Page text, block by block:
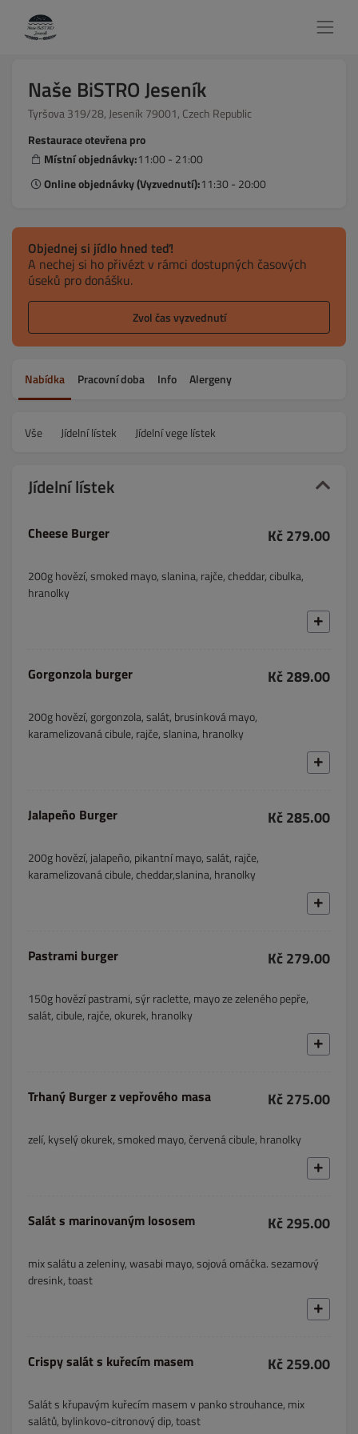
Naše BiSTRO Jeseník
Tyršova 319/28, Jeseník 79001, Czech Republic
Restaurace otevřena pro
Místní objednávky:11:00 - 21:00
Online objednávky (Vyzvednutí):11:30 - 20:00
Objednej si jídlo hned teď!
A nechej si ho přivézt v rámci dostupných časových
úseků pro donášku.
Zvol čas vyzvednutí
Nabídka Pracovní doba Info Alergeny
Vše Jídelní lístek Jídelní vege lístek
Jídelní lístek
Cheese Burger Kč 279.00
200g hovězí, smoked mayo, slanina, rajče, cheddar, cibulka,
hranolky
Gorgonzola burger Kč 289.00
200g hovězí, gorgonzola, salát, brusinková mayo,
karamelizovaná cibule, rajče, slanina, hranolky
Jalapeño Burger Kč 285.00
200g hovězí, jalapeño, pikantní mayo, salát, rajče,
karamelizovaná cibule, cheddar,slanina, hranolky
Pastrami burger Kč 279.00
150g hovězí pastrami, sýr raclette, mayo ze zeleného pepře,
salát, cibule, rajče, okurek, hranolky
Trhaný Burger z vepřového masa Kč 275.00
zelí, kyselý okurek, smoked mayo, červená cibule, hranolky
Salát s marinovaným lososem Kč 295.00
mix salátu a zeleniny, wasabi mayo, sojová omáčka. sezamový
dresink, toast
Crispy salát s kuřecím masem Kč 259.00
Salát s křupavým kuřecím masem v panko strouhance, mix
salátů, bylinkovo-citronový dip, toast